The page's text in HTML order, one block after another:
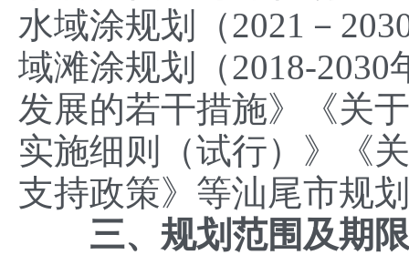
水域涂规划（2021－
域滩涂规划（2018-
发展的若干措施》《关
实施细则（试行）》《
支持政策》等汕尾市规
三、规划范围及期限